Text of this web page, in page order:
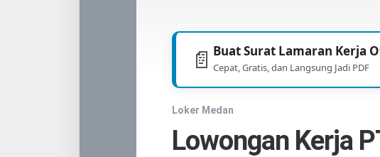
📄 Buat Surat Lamaran Kerja
Cepat, Gratis, dan Langsung Jadi PDF
Loker Medan
Lowongan Kerja